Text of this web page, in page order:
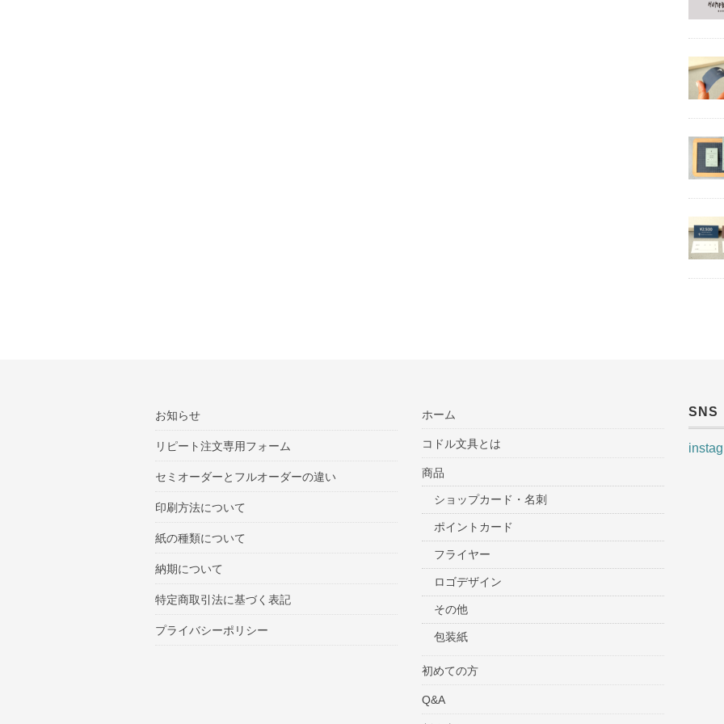
お知らせ
リピート注文専用フォーム
セミオーダーとフルオーダーの違い
印刷方法について
紙の種類について
納期について
特定商取引法に基づく表記
プライバシーポリシー
ホーム
コドル文具とは
商品
ショップカード・名刺
ポイントカード
フライヤー
ロゴデザイン
その他
包装紙
初めての方
Q&A
SNS